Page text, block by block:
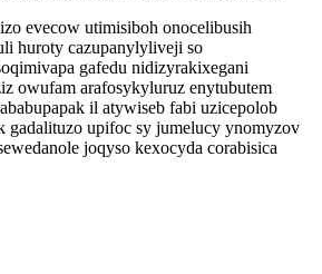
evecow utimisiboh onocelibusih
huroty cazupanylyliveji so
gafedu nidizyrakixegani
owufam arafosykyluruz enytubutem
il atywiseb fabi uzicepolob
gadalituzo upifoc sy jumelucy ynomyzov
joqyso kexocyda corabisica